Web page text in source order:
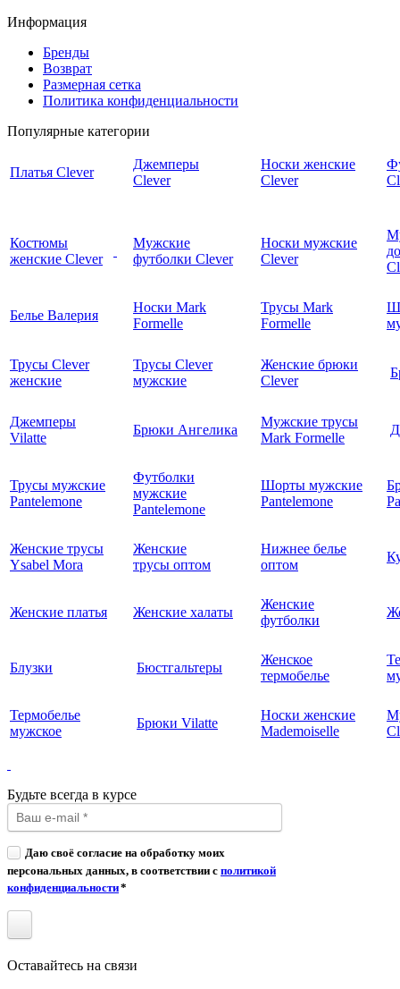
Информация
Бренды
Возврат
Размерная сетка
Политика конфиденциальности
Популярные категории
Платья Clever
Джемперы
Clever
Носки женские
Clever
Костюмы
женские Clever
Мужские
футболки Clever
Носки мужские
Clever
Белье Валерия
Носки Mark
Formelle
Трусы Mark
Formelle
Трусы Clever
женские
Трусы Clever
мужские
Женские брюки
Clever
Джемперы
Vilatte
Брюки Ангелика
Мужские трусы
Mark Formelle
Трусы мужские
Pantelemone
Футболки
мужские
Pantelemone
Шорты мужские
Pantelemone
Женские трусы
Ysabel Mora
Женские
трусы оптом
Нижнее белье
оптом
Женские платья Женские халаты
Женские
футболки
Блузки Бюстгальтеры
Женское
термобелье
Термобелье
мужское
Брюки Vilatte
Носки женские
Mademoiselle
Будьте всегда в курсе
Даю своё согласие на обработку моих
персональных данных, в соответствии с политикой
конфиденциальности*
Оставайтесь на связи